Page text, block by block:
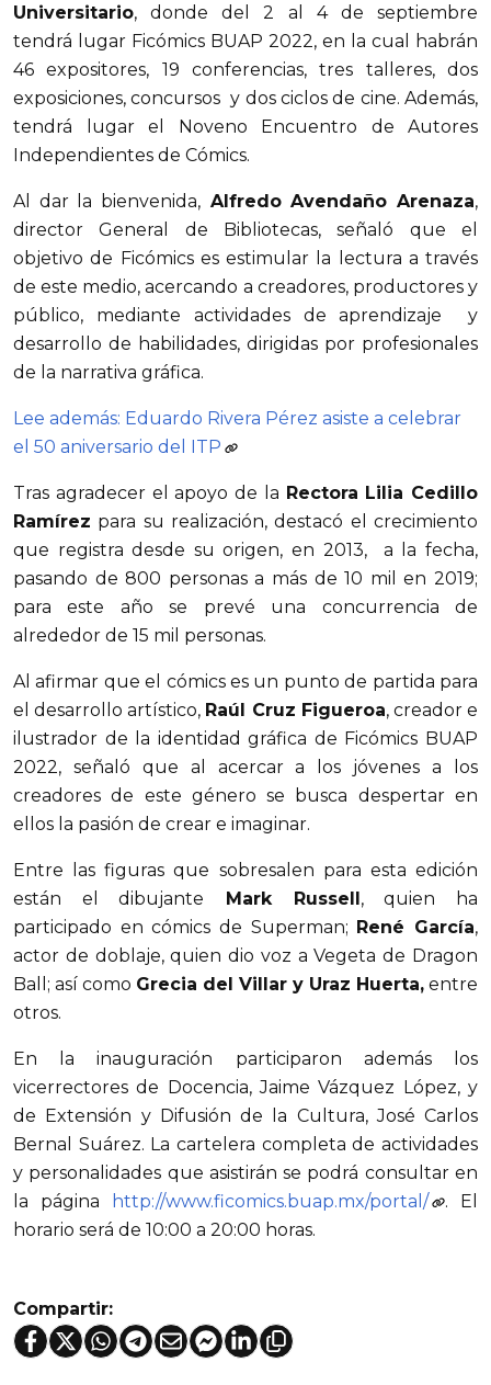
Universitario, donde del 2 al 4 de septiembre
tendrá lugar Ficómics BUAP 2022, en la cual habrán
46 expositores, 19 conferencias, tres talleres, dos
exposiciones, concursos y dos ciclos de cine. Además,
tendrá lugar el Noveno Encuentro de Autores
Independientes de Cómics.
Al dar la bienvenida, Alfredo Avendaño Arenaza,
director General de Bibliotecas, señaló que el
objetivo de Ficómics es estimular la lectura a través
de este medio, acercando a creadores, productores y
público, mediante actividades de aprendizaje y
desarrollo de habilidades, dirigidas por profesionales
de la narrativa gráfica.
Lee además: Eduardo Rivera Pérez asiste a celebrar
el 50 aniversario del ITP
Tras agradecer el apoyo de la Rectora Lilia Cedillo
Ramírez para su realización, destacó el crecimiento
que registra desde su origen, en 2013, a la fecha,
pasando de 800 personas a más de 10 mil en 2019;
para este año se prevé una concurrencia de
alrededor de 15 mil personas.
Al afirmar que el cómics es un punto de partida para
el desarrollo artístico, Raúl Cruz Figueroa, creador e
ilustrador de la identidad gráfica de Ficómics BUAP
2022, señaló que al acercar a los jóvenes a los
creadores de este género se busca despertar en
ellos la pasión de crear e imaginar.
Entre las figuras que sobresalen para esta edición
están el dibujante Mark Russell , quien ha
participado en cómics de Superman; René García,
actor de doblaje, quien dio voz a Vegeta de Dragon
Ball; así como Grecia del Villar y Uraz Huerta, entre
otros.
En la inauguración participaron además los
vicerrectores de Docencia, Jaime Vázquez López, y
de Extensión y Difusión de la Cultura, José Carlos
Bernal Suárez. La cartelera completa de actividades
y personalidades que asistirán se podrá consultar en
la página
http://www.ficomics.buap.mx/portal/
. El
horario será de 10:00 a 20:00 horas.
Compartir: